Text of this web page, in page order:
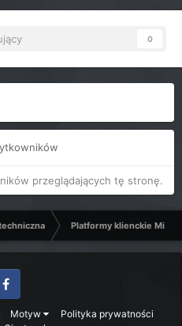
0
przeglądających tę stronę.
Platformy klienckie
Motyw
Polityka prywatności